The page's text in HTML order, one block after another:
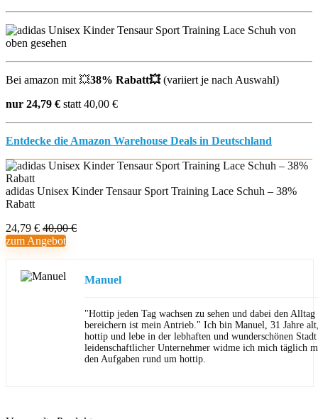
Bei amazon mit 💥38% Rabatt💥(variiert je nach Auswahl)
nur 24,79 € statt 40,00 €
Entdecke die Amazon Warehouse Deals in Deutschland
adidas Unisex Kinder Tensaur Sport Training Lace Schuh – 38%
Rabatt
24,79 € 40,00 €
zum Angebot
Manuel
"Hottip jeden Tag wachsen zu sehen und dabei den
bereichern ist mein Antrieb." Ich bin Manuel, 31 Jahre
hottip und lebe in der lebhaften und wunderschönen
leidenschaftlicher Unternehmer widme ich mich täglich
den Aufgaben rund um hottip.